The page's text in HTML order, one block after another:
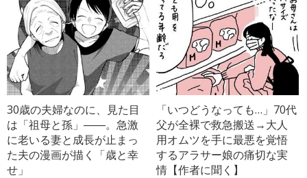
30歳の夫婦なのに、見た目
は「祖母と孫」――。急激
に老いる妻と成長が止まっ
た夫の漫画が描く「歳と幸
せ」
「いつどうなっても…」70代
父が全裸で救急搬送→大人
用オムツを手に最悪を覚悟
するアラサー娘の痛切な実
情【作者に聞く】